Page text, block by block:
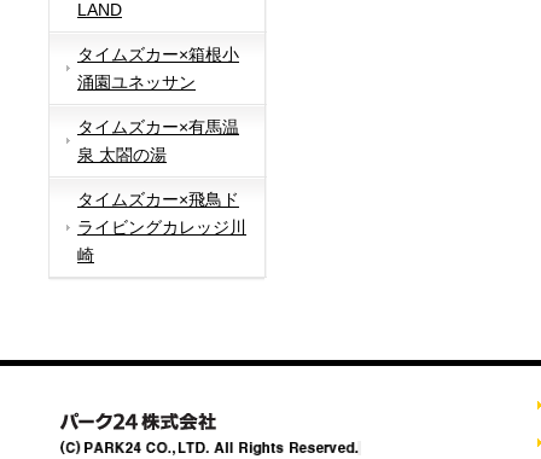
LAND
タイムズカー×箱根小
涌園ユネッサン
タイムズカー×有馬温
泉 太閤の湯
タイムズカー×飛鳥ド
ライビングカレッジ川
崎